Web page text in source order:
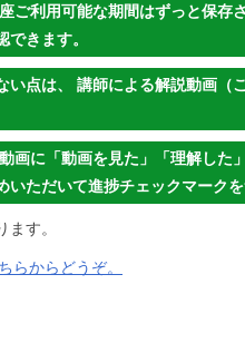
ご利用可能な期間はずっと保存
きます。
い点は、 講師による解説動画（
画に「動画を見た」「理解した」
いただいて進捗チェックマークを
す。
らからどうぞ。